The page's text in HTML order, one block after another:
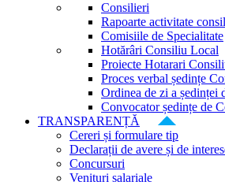
Consilieri
Rapoarte activitate
Comisiile de Specialitate
Hotărâri Consiliu Local
Proiecte Hotarari
Proces verbal ședințe
Ordinea de zi a ședinței
Convocator ședințe de
TRANSPARENȚĂ
Cereri și formulare tip
Declarații de avere și de
Concursuri
Venituri salariale